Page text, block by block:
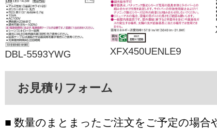
DBL-5593YWG XFX450UENLE9
お見積りフォーム
■ 数量のまとまったご注文をご予定の場合